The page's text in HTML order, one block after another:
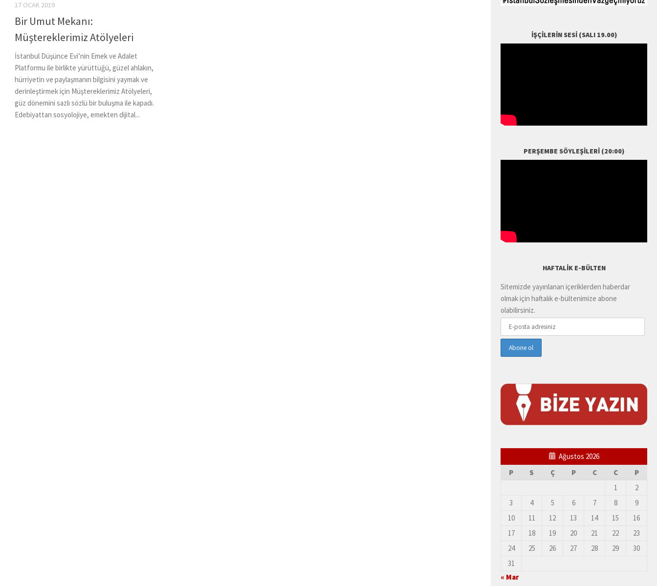
17 OCAK 2019
Bir Umut Mekanı:
Müştereklerimiz Atölyeleri
İstanbul Düşünce Evi’nin Emek ve Adalet
Platformu ile birlikte yürüttüğü, güzel ahlakın,
hürriyetin ve paylaşmanın bilgisini yaymak ve
derinleştirmek için Müştereklerimiz Atölyeleri,
güz dönemini sazlı sözlü bir buluşma ile kapadı.
Edebiyattan sosyolojiye, emekten dijital...
İŞÇILERIN SESI (SALI 19.00)
PERŞEMBE SÖYLEŞILERI (20:00)
HAFTALIK E-BÜLTEN
Sitemizde yayınlanan içeriklerden haberdar
olmak için haftalık e-bültenimize abone
olabilirsiniz.
Ağustos 2026
P
S Ç P C C
P
1
2
3
4 5 6 7 8
9
10
11 12 13 14 15
16
17
18 19 20 21 22
23
24
25 26 27 28 29
30
31
« Mar